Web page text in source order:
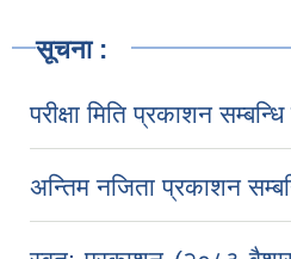
सूचना :
परीक्षा मिति प्रकाशन
अन्तिम नजिता प्रकाशन